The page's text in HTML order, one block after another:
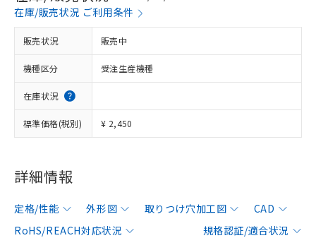
在庫/販売状況 ご利用条件
販売状況 販売中
機種区分 受注生産機種
在庫状況
標準価格(税別) ¥ 2,450
詳細情報
定格/性能 外形図 取りつけ穴加工図
CAD
RoHS/REACH対応状況
規格認証/適合状況